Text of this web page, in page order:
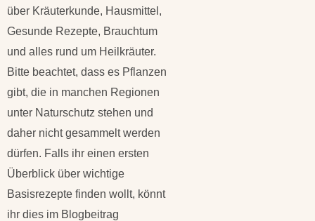
über Kräuterkunde, Hausmittel,
Gesunde Rezepte, Brauchtum
und alles rund um Heilkräuter.
Bitte beachtet, dass es Pflanzen
gibt, die in manchen Regionen
unter Naturschutz stehen und
daher nicht gesammelt werden
dürfen. Falls ihr einen ersten
Überblick über wichtige
Basisrezepte finden wollt, könnt
ihr dies im Blogbeitrag